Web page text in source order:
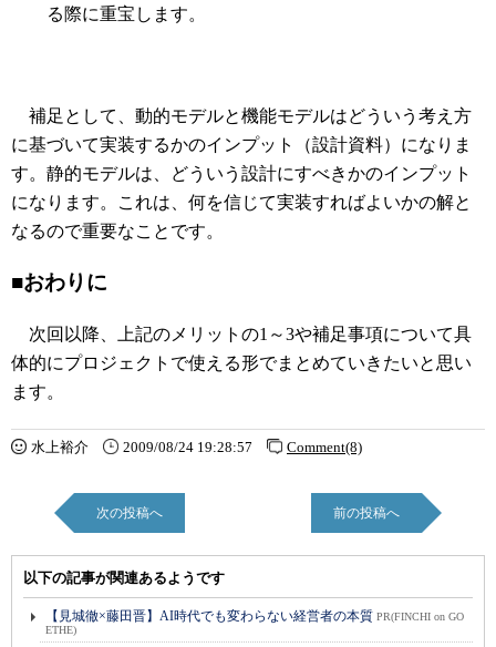
る際に重宝します。
補足として、動的モデルと機能モデルはどういう考え方
に基づいて実装するかのインプット（設計資料）になりま
す。静的モデルは、どういう設計にすべきかのインプット
になります。これは、何を信じて実装すればよいかの解と
なるので重要なことです。
■おわりに
次回以降、上記のメリットの1～3や補足事項について具
体的にプロジェクトで使える形でまとめていきたいと思い
ます。
水上裕介 2009/08/24 19:28:57 Comment(8)
次の投稿へ 前の投稿へ
以下の記事が関連あるようです
【見城徹×藤田晋】AI時代でも変わらない経営者の本質 PR(FINCHI on GO
ETHE)